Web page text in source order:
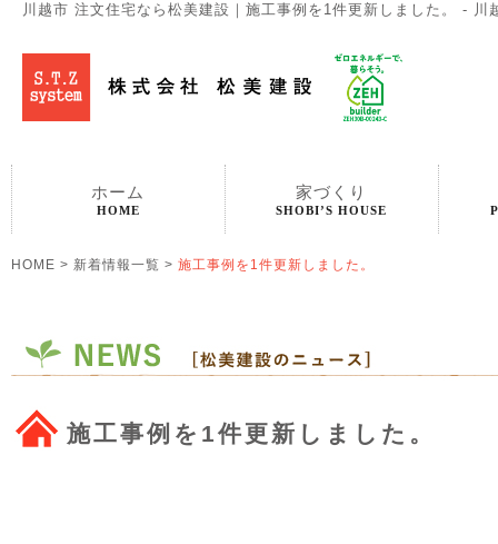
川越市 注文住宅なら松美建設｜施工事例を1件更新しました。 - 川
ホーム
HOME
家づくり
SHOBI’S HOUSE
HOME > 新着情報一覧 > 施工事例を1件更新しました。
施工事例を1件更新しました。